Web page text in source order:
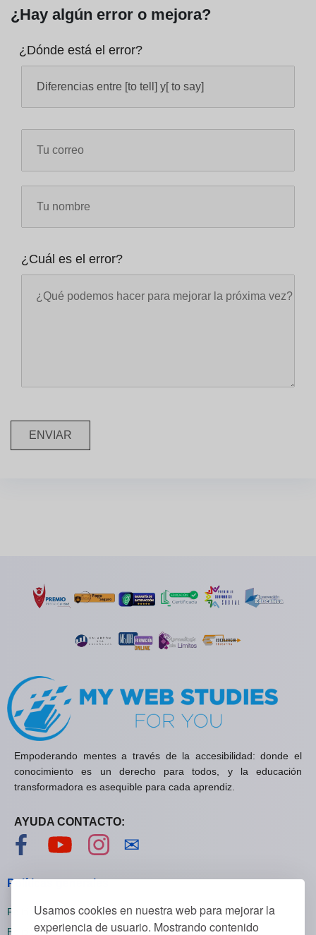
Usamos cookies en nuestra web para mejorar la
experiencia de usuario. Mostrando contenido
¿Hay algún error o mejora?
¿Dónde está el error?
¿Cuál es el error?
ENVIAR
Empoderando mentes a través de la accesibilidad: donde el
conocimiento es un derecho para todos, y la educación
transformadora es asequible para cada aprendiz.
AYUDA CONTACTO:
Visítanos en Facebook
Visítanos en YouTube
Visítanos en Instagram
✉
Políticas generales
Políticas de privacidad
Políticas de cookies